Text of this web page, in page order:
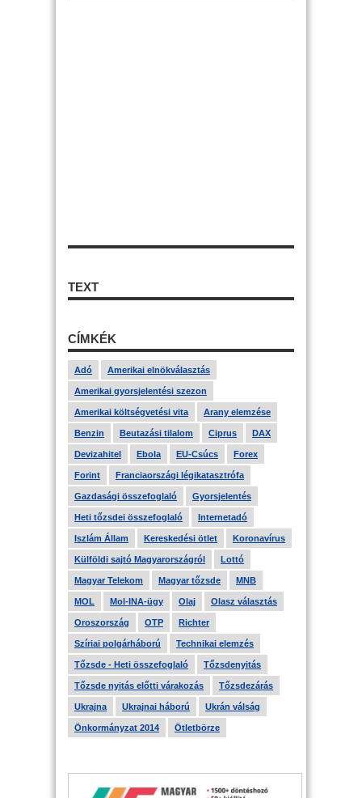
TEXT
CÍMKÉK
Adó Amerikai elnökválasztás
Amerikai gyorsjelentési szezon
Amerikai költségvetési vita Arany elemzése
Benzin Beutazási tilalom Ciprus DAX
Devizahitel Ebola EU-Csúcs Forex
Forint Franciaországi légikatasztrófa
Gazdasági összefoglaló Gyorsjelentés
Heti tőzsdei összefoglaló Internetadó
Iszlám Állam Kereskedési ötlet Koronavírus
Külföldi sajtó Magyarországról Lottó
Magyar Telekom Magyar tőzsde MNB
MOL Mol-INA-ügy Olaj Olasz választás
Oroszország OTP Richter
Szíriai polgárháború Technikai elemzés
Tőzsde - Heti összefoglaló Tőzsdenyitás
Tőzsde nyitás előtti várakozás Tőzsdezárás
Ukrajna Ukrajnai háború Ukrán válság
Önkormányzat 2014 Ötletbörze